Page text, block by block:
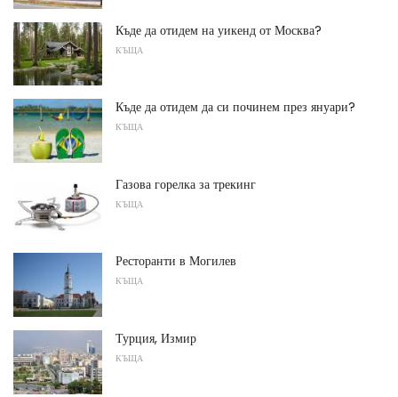
Къде да отидем на уикенд от Москва?
КЪЩА
Къде да отидем да си починем през януари?
КЪЩА
Газова горелка за трекинг
КЪЩА
Ресторанти в Могилев
КЪЩА
Турция, Измир
КЪЩА